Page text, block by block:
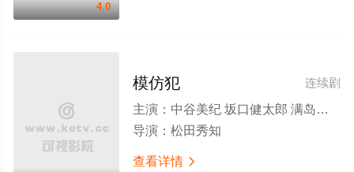
4.0
连续剧
模仿犯
主演： 中谷美纪 坂口健太郎 满岛真之介 山本裕典 千眼美子 滨田龙臣 久保田纱友 杉本哲太 国广富之 真岛秀和 笠原秀幸 真飞圣 丘光子 山中崇 森本治行 石田妮可 温水洋一 藤田朋子 有森也实 渡边一计 益冈彻 吉田钢太郎 室井滋 高畑淳子 岸部一德 桥爪功
导演： 松田秀知
查看详情 